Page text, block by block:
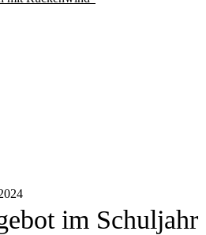
im Schuljahr